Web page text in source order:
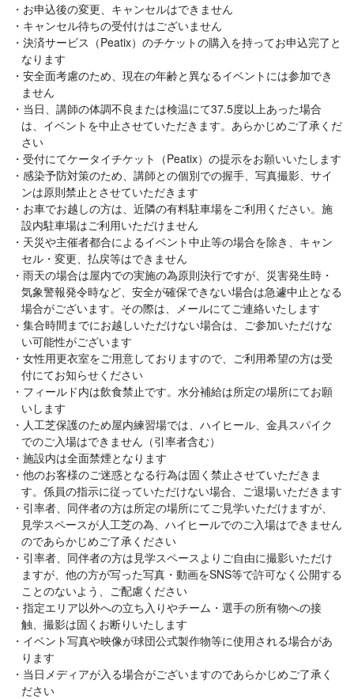
お申込後の変更、キャンセルはできません
キャンセル待ちの受付けはございません
決済サービス（Peatix）のチケットの購入を持ってお申込完了と
なります
安全面考慮のため、現在の年齢と異なるイベントには参加でき
ません
当日、講師の体調不良または検温にて37.5度以上あった場合
は、イベントを中止させていただきます。あらかじめご了承くだ
さい
受付にてケータイチケット（Peatix）の提示をお願いいたします
感染予防対策のため、講師との個別での握手、写真撮影、サイ
ンは原則禁止とさせていただきます
お車でお越しの方は、近隣の有料駐車場をご利用ください。施
設内駐車場はご利用いただけません
天災や主催者都合によるイベント中止等の場合を除き、キャン
セル・変更、払戻等はできません
雨天の場合は屋内での実施の為原則決行ですが、災害発生時・
気象警報発令時など、安全が確保できない場合は急遽中止となる
場合がございます。その際は、メールにてご連絡いたします
集合時間までにお越しいただけない場合は、ご参加いただけな
い可能性がございます
女性用更衣室をご用意しておりますので、ご利用希望の方は受
付にてお知らせください
フィールド内は飲食禁止です。水分補給は所定の場所にてお願
いします
人工芝保護のため屋内練習場では、ハイヒール、金具スパイク
でのご入場はできません（引率者含む）
施設内は全面禁煙となります
他のお客様のご迷惑となる行為は固く禁止させていただきま
す。係員の指示に従っていただけない場合、ご退場いただきます
引率者、同伴者の方は所定の場所にてご見学いただけますが、
見学スペースが人工芝の為、ハイヒールでのご入場はできません
のであらかじめご了承ください
引率者、同伴者の方は見学スペースよりご自由に撮影いただけ
ますが、他の方が写った写真・動画をSNS等で許可なく公開する
ことのないよう、ご配慮ください
指定エリア以外への立ち入りやチーム・選手の所有物への接
触、撮影は固くお断りいたします
イベント写真や映像が球団公式製作物等に使用される場合があ
ります
当日メディアが入る場合がございますのであらかじめご了承く
ださい